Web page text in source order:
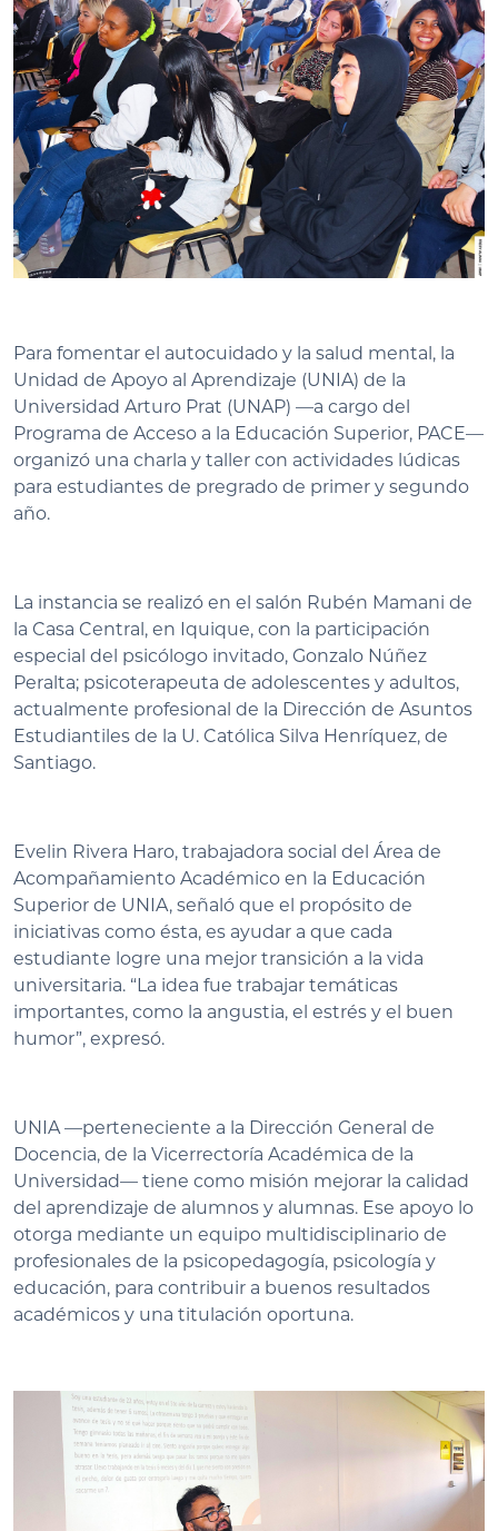
Para fomentar el autocuidado y la salud mental, la
Unidad de Apoyo al Aprendizaje (UNIA) de la
Universidad Arturo Prat (UNAP) —a cargo del
Programa de Acceso a la Educación Superior, PACE—
organizó una charla y taller con actividades lúdicas
para estudiantes de pregrado de primer y segundo
año.
La instancia se realizó en el salón Rubén Mamani de
la Casa Central, en Iquique, con la participación
especial del psicólogo invitado, Gonzalo Núñez
Peralta; psicoterapeuta de adolescentes y adultos,
actualmente profesional de la Dirección de Asuntos
Estudiantiles de la U. Católica Silva Henríquez, de
Santiago.
Evelin Rivera Haro, trabajadora social del Área de
Acompañamiento Académico en la Educación
Superior de UNIA, señaló que el propósito de
iniciativas como ésta, es ayudar a que cada
estudiante logre una mejor transición a la vida
universitaria. “La idea fue trabajar temáticas
importantes, como la angustia, el estrés y el buen
humor”, expresó.
UNIA —perteneciente a la Dirección General de
Docencia, de la Vicerrectoría Académica de la
Universidad— tiene como misión mejorar la calidad
del aprendizaje de alumnos y alumnas. Ese apoyo lo
otorga mediante un equipo multidisciplinario de
profesionales de la psicopedagogía, psicología y
educación, para contribuir a buenos resultados
académicos y una titulación oportuna.